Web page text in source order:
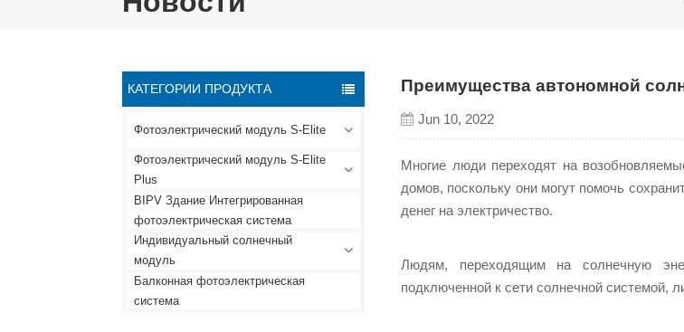
Преимущества автономной
Jun 10, 2022
Многие люди переходят на
домов, поскольку они могут помочь
денег на электричество.
Людям, переходящим на солнечную
подключенной к сети солнечной системой,
КАТЕГОРИИ ПРОДУКТА
Фотоэлектрический модуль S-Elite
Фотоэлектрический модуль S-Elite
Plus
BIPV Здание Интегрированная
фотоэлектрическая система
Индивидуальный солнечный
модуль
Балконная фотоэлектрическая
система